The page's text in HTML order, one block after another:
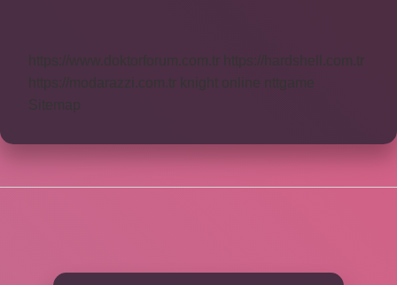
https://www.doktorforum.com.tr
https://hardshell.com.tr
https://modarazzi.com.tr knight online
nttgame
Sitemap